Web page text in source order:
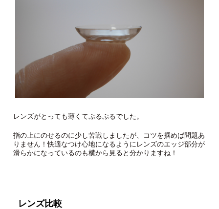
レンズがとっても薄くてぷるぷるでした。
指の上にのせるのに少し苦戦しましたが、コツを掴めば問題あ
りません！快適なつけ心地になるようにレンズのエッジ部分が
滑らかになっているのも横から見ると分かりますね！
レンズ比較